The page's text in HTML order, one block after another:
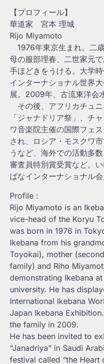
【プロフィール】
華道家 宮本 理城
Rijo Miyamoto
1976年東京生まれ。二
母の服部理春、二世家元
手ほどきをうける。大学
インターナショナル世界
展。2009年、古流東洋会
その後、アフリカチュ
「ジャナドリア祭」、チ
ワ音楽院主催の国際フェ
され、ロシア・モスクワ
うなど、海外での活動多
審査員特別賞受賞など。
ばなインターナショナル会
Profile :
Rijo Miyamoto is an
vice-head of the Koryu
was born in 1976 in
Ikebana from his
Toyokai), mother
family) and Riho
demonstrating Ikebana
university. He has
International Ikebana
Japan Ikebana
the family in 2009.
He has been invited to
“Janadriya” in Saudi
festival called “the Heart